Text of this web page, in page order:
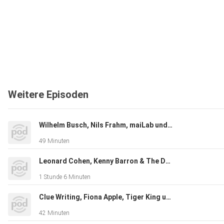
Weitere Episoden
Wilhelm Busch, Nils Frahm, maiLab und 1776 Rye Barrel Proof
49 Minuten
Leonard Cohen, Kenny Barron & The Dave Holland Trio, Anthony Jeselnik und Booker’s Aged 6
1 Stunde 6 Minuten
Clue Writing, Fiona Apple, Tiger King und Paul John Bold
42 Minuten